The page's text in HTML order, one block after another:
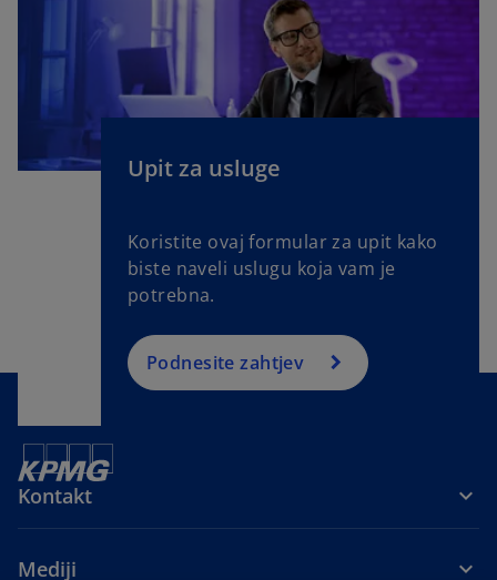
Upit za usluge
Koristite ovaj formular za upit kako
biste naveli uslugu koja vam je
potrebna.
Podnesite zahtjev
Kontakt
Mediji